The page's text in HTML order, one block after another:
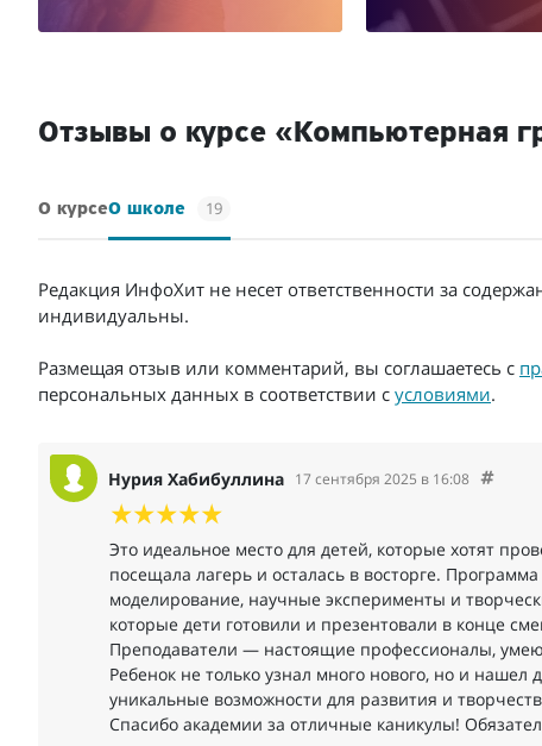
Отзывы о курсе «Компьютерная
О курсеО школе 19
Редакция ИнфоХит не несет ответственности за
индивидуальны.
Размещая отзыв или комментарий, вы соглашаетесь с
персональных данных в соответствии с условиями.
Нурия Хабибуллина 17 сентября 2025 в 16:08
Это идеальное место для детей, которые хотят
посещала лагерь и осталась в восторге.
моделирование, научные эксперименты и
которые дети готовили и презентовали в конце
Преподаватели — настоящие профессионалы,
Ребенок не только узнал много нового, но и
уникальные возможности для развития и
Спасибо академии за отличные каникулы!